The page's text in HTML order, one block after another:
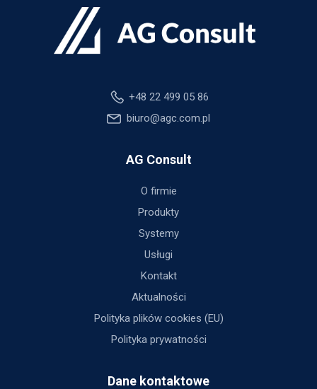
+48 22 499 05 86
biuro@agc.com.pl
AG Consult
O firmie
Produkty
Systemy
Usługi
Kontakt
Aktualności
Polityka plików cookies (EU)
Polityka prywatności
Dane kontaktowe